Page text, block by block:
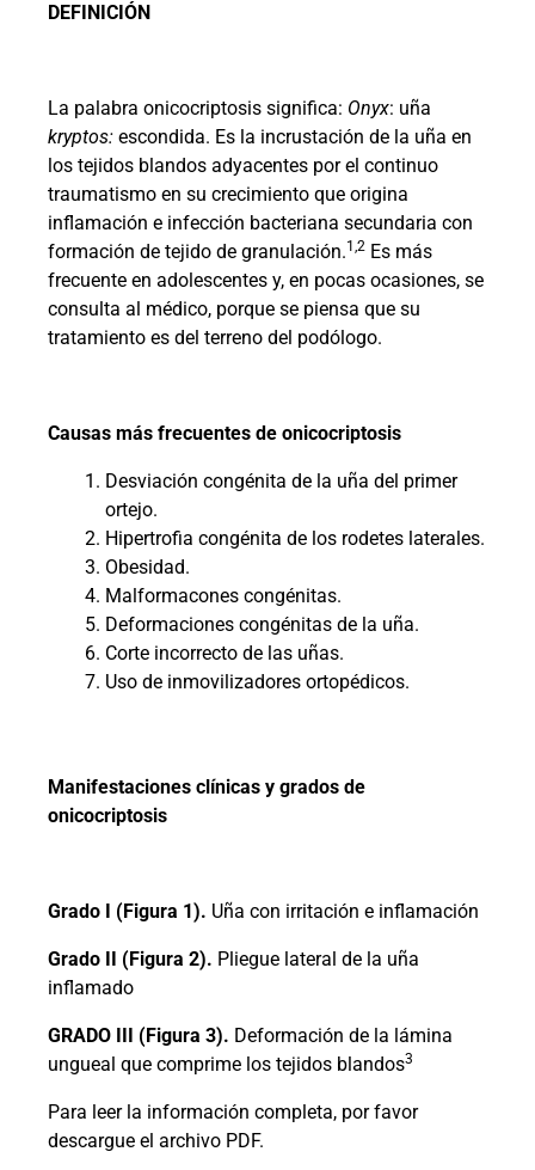
DEFINICIÓN
La palabra onicocriptosis significa: Onyx: uña
kryptos: escondida. Es la incrustación de la uña en
los tejidos blandos adyacentes por el continuo
traumatismo en su crecimiento que origina
inflamación e infección bacteriana secundaria con
formación de tejido de granulación.1,2 Es más
frecuente en adolescentes y, en pocas ocasiones, se
consulta al médico, porque se piensa que su
tratamiento es del terreno del podólogo.
Causas más frecuentes de onicocriptosis
Desviación congénita de la uña del primer
ortejo.
Hipertrofia congénita de los rodetes laterales.
Obesidad.
Malformacones congénitas.
Deformaciones congénitas de la uña.
Corte incorrecto de las uñas.
Uso de inmovilizadores ortopédicos.
Manifestaciones clínicas y grados de
onicocriptosis
Grado I (Figura 1). Uña con irritación e inflamación
Grado II (Figura 2). Pliegue lateral de la uña
inflamado
GRADO III (Figura 3). Deformación de la lámina
ungueal que comprime los tejidos blandos3
Para leer la información completa, por favor
descargue el archivo PDF.